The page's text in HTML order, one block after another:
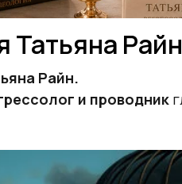
Татьяна
Райн.
и проводник